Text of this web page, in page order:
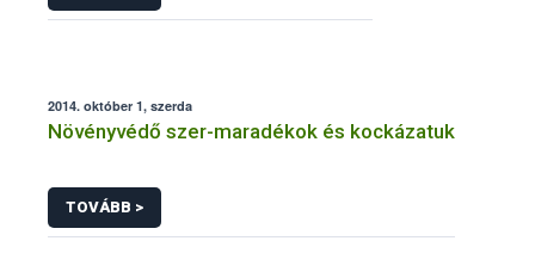
2014. október 1, szerda
Növényvédő szer-maradékok és kockázatuk
TOVÁBB >